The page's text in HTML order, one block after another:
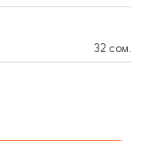
32 сом.